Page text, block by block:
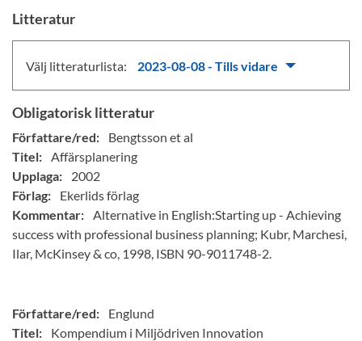
Litteratur
Välj litteraturlista: 2023-08-08 - Tills vidare
Obligatorisk litteratur
Författare/red:
Bengtsson et al
Titel: Affärsplanering
Upplaga:
2002
Förlag:
Ekerlids förlag
Kommentar: Alternative in English:Starting up - Achieving
success with professional business planning; Kubr, Marchesi,
Ilar, McKinsey & co, 1998, ISBN 90-9011748-2.
Författare/red:
Englund
Titel:
Kompendium i Miljödriven Innovation